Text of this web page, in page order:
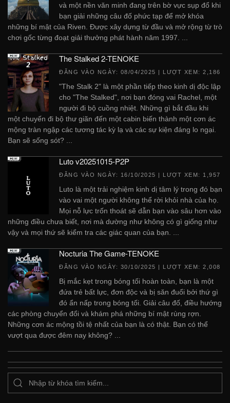
và một nền văn minh đang trên bờ vực sụp đổ khi
bạn giải những câu đố phức tạp để mở khóa
những bí mật của Riven. Được xây dựng từ đầu và mở rộng từ trò
chơi gốc từng đoạt giải thưởng phát hành năm 1997. ...
The Stalked 2-TENOKE
ĐĂNG VÀO NGÀY: 08/04/2025 | LƯỢT XEM: 2,186
"The Stalk 2" là một phần tiếp theo kinh dị độc lập
cho "The Stalked", nơi bạn đóng vai Rachel, một
người đi bộ cuồng nhiệt. Những gì bắt đầu khi
một chuyến đi bộ thư giãn đến một cabin biến thành một cơn ác
mộng tràn ngập các tương tác kỳ lạ và các sự kiện đáng lo ngại.
Bạn sẽ sống sót? ...
Luto v20251015-P2P
ĐĂNG VÀO NGÀY: 16/10/2025 | LƯỢT XEM: 1,957
Luto là một trải nghiệm kinh dị tâm lý trong đó bạn
vào vai một người không thể rời khỏi nhà của họ.
Mọi nỗ lực trốn thoát sẽ dẫn bạn vào sâu hơn vào
những điều chưa biết, nơi mà dường như không có gì giống như
vậy và mọi thứ sẽ kiểm tra các giác quan của bạn. ...
Nocturia The Game-TENOKE
ĐĂNG VÀO NGÀY: 30/10/2025 | LƯỢT XEM: 2,008
Bị mắc kẹt trong bóng tối hoàn toàn, bạn là một
đứa trẻ bất lực, đơn độc và bị săn đuổi bởi thứ gì
đó ẩn nấp trong bóng tối. Giải câu đố, điều hướng
các phòng chuyển đổi và khám phá những bí mật rùng rợn.
Những cơn ác mộng tồi tệ nhất của bạn là có thật. Bạn có thể
vượt qua được đêm nay không? ...